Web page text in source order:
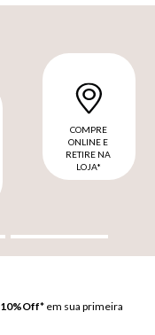
COMPRE
ONLINE E
RETIRE NA
LOJA*
10%Off* em sua primeira